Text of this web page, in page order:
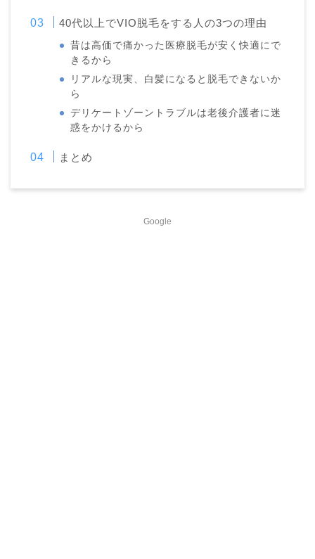
40代以上でVIO脱毛をする人の3つの理由
昔は高価で痛かった医療脱毛が安く快適にで
きるから
リアルな現実、白髪になると脱毛できないか
ら
デリケートゾーントラブルは老後介護者に迷
惑をかけるから
まとめ
Google